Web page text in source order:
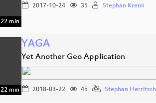
22 min
2017-10-24 35 Stephan Krenn
22 min
YAGA
Yet Another Geo Application
2018-03-22 45 Stephan Herritsch